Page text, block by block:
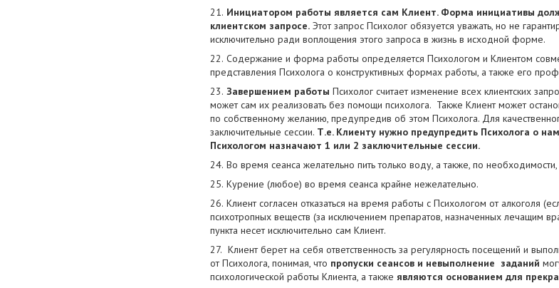
Инициатором работы является сам Клиент. Форма инициативы
клиентском запросе. Этот запрос Психолог обязуется уважать, но не
исключительно ради воплощения этого запроса в жизнь в исходной форме.
Содержание и форма работы определяется Психологом и Клиентом
представления Психолога о конструктивных формах работы, а также его
Завершением работы Психолог считает изменение всех клиентских
может сам их реализовать без помощи психолога. Также Клиент может
по собственному желанию, предупредив об этом Психолога. Для
заключительные сессии. Т.е. Клиенту нужно предупредить Психолога о
Психологом назначают 1 или 2 заключительные сессии.
Во время сеанса желательно пить только воду, а также, по
Курение (любое) во время сеанса крайне нежелательно.
Клиент согласен отказаться на время работы с Психологом от алкоголя
психотропных веществ (за исключением препаратов, назначенных лечащим
пункта несет исключительно сам Клиент.
Клиент берет на себя ответственность за регулярность посещений и
от Психолога, понимая, что пропуски сеансов и невыполнение заданий
психологической работы Клиента, а также являются основанием для